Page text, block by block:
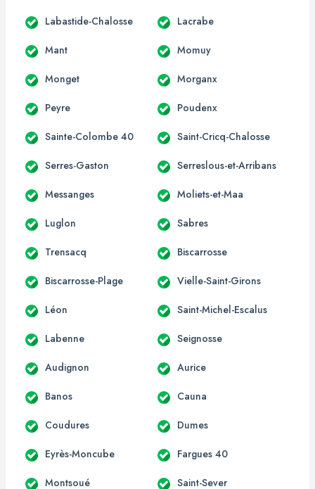
Labastide-Chalosse Lacrabe
Mant Momuy
Monget Morganx
Peyre Poudenx
Sainte-Colombe 40 Saint-Cricq-Chalosse
Serres-Gaston Serreslous-et-Arribans
Messanges Moliets-et-Maa
Luglon Sabres
Trensacq Biscarrosse
Biscarrosse-Plage Vielle-Saint-Girons
Léon Saint-Michel-Escalus
Labenne Seignosse
Audignon Aurice
Banos Cauna
Coudures Dumes
Eyrès-Moncube Fargues 40
Montsoué Saint-Sever